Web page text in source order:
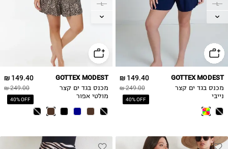
L
XL
149.40 ₪
249.00 ₪
40% OFF
GOTTEX MODEST
מכנס בגד ים קצר
נייבי
L
XL
149.40 ₪
249.00 ₪
40% OFF
GOTTEX MODEST
מכנס בגד ים קצר
מולטי אפור